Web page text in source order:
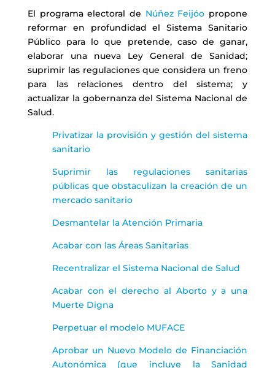
El programa electoral de Núñez Feijóo propone
reformar en profundidad el Sistema Sanitario
Público para lo que pretende, caso de ganar,
elaborar una nueva Ley General de Sanidad;
suprimir las regulaciones que considera un freno
para las relaciones dentro del sistema; y
actualizar la gobernanza del Sistema Nacional de
Salud.
Privatizar la provisión y gestión del sistema
sanitario
Suprimir las regulaciones sanitarias
públicas que obstaculizan la creación de un
mercado sanitario
Desmantelar la Atención Primaria
Acabar con las Áreas Sanitarias
Recentralizar el Sistema Nacional de Salud
Acabar con el derecho al Aborto y a una
Muerte Digna
Perpetuar el modelo MUFACE
Aprobar un Nuevo Modelo de Financiación
Autonómica (que incluye la Sanidad